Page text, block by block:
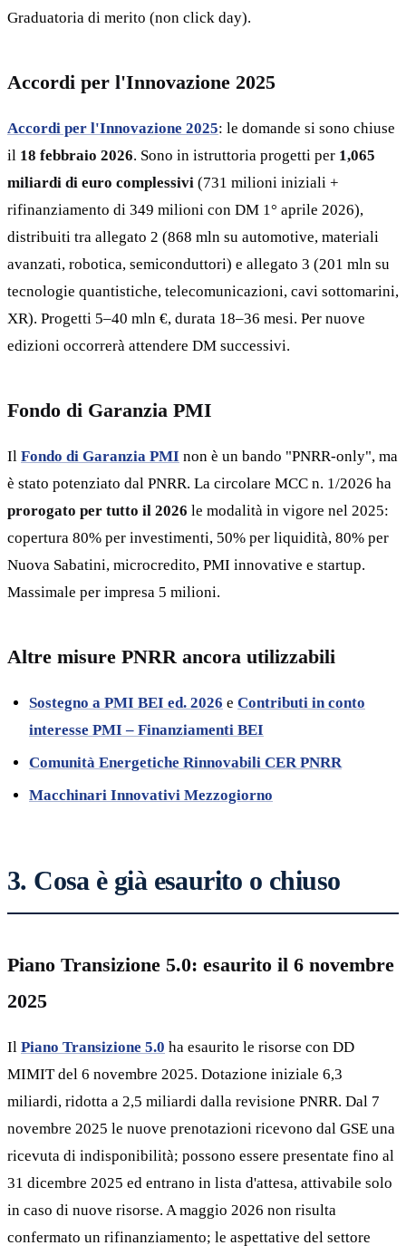
Graduatoria di merito (non click day).
Accordi per l'Innovazione 2025
Accordi per l'Innovazione 2025: le domande si sono chiuse
il 18 febbraio 2026. Sono in istruttoria progetti per 1,065
miliardi di euro complessivi (731 milioni iniziali +
rifinanziamento di 349 milioni con DM 1° aprile 2026),
distribuiti tra allegato 2 (868 mln su automotive, materiali
avanzati, robotica, semiconduttori) e allegato 3 (201 mln su
tecnologie quantistiche, telecomunicazioni, cavi sottomarini,
XR). Progetti 5–40 mln €, durata 18–36 mesi. Per nuove
edizioni occorrerà attendere DM successivi.
Fondo di Garanzia PMI
Il Fondo di Garanzia PMI non è un bando "PNRR-only", ma
è stato potenziato dal PNRR. La circolare MCC n. 1/2026 ha
prorogato per tutto il 2026 le modalità in vigore nel 2025:
copertura 80% per investimenti, 50% per liquidità, 80% per
Nuova Sabatini, microcredito, PMI innovative e startup.
Massimale per impresa 5 milioni.
Altre misure PNRR ancora utilizzabili
Sostegno a PMI BEI ed. 2026 e Contributi in conto
interesse PMI – Finanziamenti BEI
Comunità Energetiche Rinnovabili CER PNRR
Macchinari Innovativi Mezzogiorno
3. Cosa è già esaurito o chiuso
Piano Transizione 5.0: esaurito il 6 novembre
2025
Il Piano Transizione 5.0 ha esaurito le risorse con DD
MIMIT del 6 novembre 2025. Dotazione iniziale 6,3
miliardi, ridotta a 2,5 miliardi dalla revisione PNRR. Dal 7
novembre 2025 le nuove prenotazioni ricevono dal GSE una
ricevuta di indisponibilità; possono essere presentate fino al
31 dicembre 2025 ed entrano in lista d'attesa, attivabile solo
in caso di nuove risorse. A maggio 2026 non risulta
confermato un rifinanziamento; le aspettative del settore